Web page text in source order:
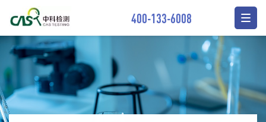
400-133-6008